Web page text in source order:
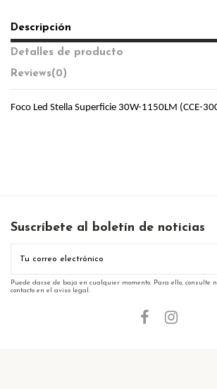
Descripción
Detalles de producto
Reviews(0)
Foco Led Stella Superficie 30W-1150LM (CCE-
Suscríbete al boletín de noticias
Puede darse de baja en cualquier momento. Para ello, consulte
contacto en el aviso legal.